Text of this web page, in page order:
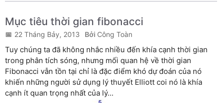
Mục tiêu thời gian fibonacci
22 Tháng Bảy, 2013 Công Toàn
Tuy chúng ta đã không nhắc nhiều đến khía cạnh thời gian
trong phân tích sóng, nhưng mối quan hệ về thời gian
Fibonacci vẫn tồn tại chỉ là đặc điểm khó dự đoán của nó
khiến những người sử dụng lý thuyết Elliott coi nó là khía
cạnh ít quan trọng nhất của lý...